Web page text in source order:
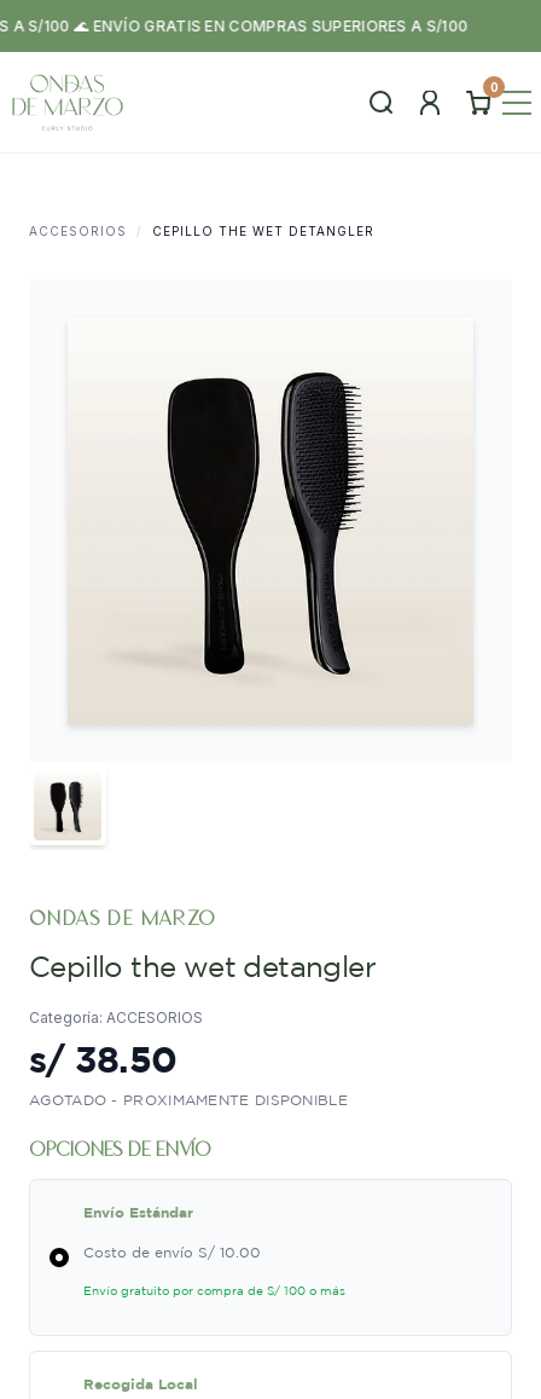
100 🌊 ENVÍO GRATIS EN COMPRAS SUPERIORES A S/100
0
ACCESORIOS / CEPILLO THE WET DETANGLER
ondas de marzo
cepillo the wet detangler
Categoría: ACCESORIOS
s/38.50
AGOTADO - PROXIMAMENTE DISPONIBLE
opciones de envío
Envío Estándar
Costo de envío S/ 10.00
Envío gratuito por compra de S/ 100 o más
Recogida Local